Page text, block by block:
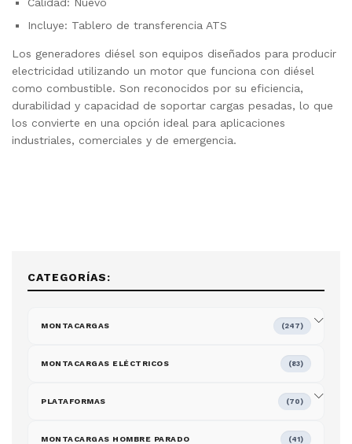
Incluye: Tablero de transferencia ATS
Los generadores diésel son equipos diseñados para producir
electricidad utilizando un motor que funciona con diésel
como combustible. Son reconocidos por su eficiencia,
durabilidad y capacidad de soportar cargas pesadas, lo que
los convierte en una opción ideal para aplicaciones
industriales, comerciales y de emergencia.
CATEGORÍAS:
MONTACARGAS (247)
MONTACARGAS ELÉCTRICOS (83)
PLATAFORMAS (70)
MONTACARGAS HOMBRE PARADO (41)